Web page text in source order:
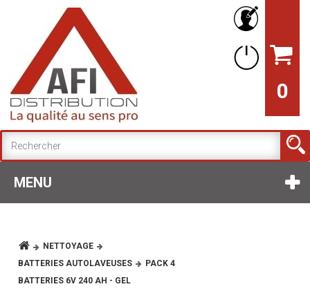
0
MENU
NETTOYAGE
BATTERIES AUTOLAVEUSES
PACK 4
BATTERIES 6V 240 AH - GEL